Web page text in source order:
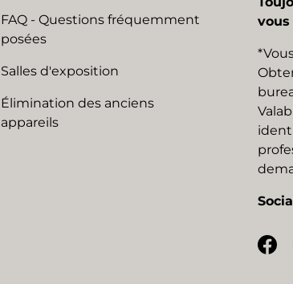
FAQ - Questions fréquemment
posées
Salles d'exposition
Élimination des anciens
appareils
vous